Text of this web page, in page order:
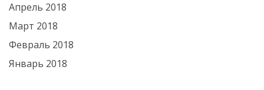
Апрель 2018
Март 2018
Февраль 2018
Январь 2018